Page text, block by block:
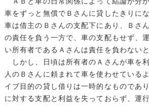
車をずっと無償でＢさんに貸したきりに
車は借主のＢさんの支配下にあり、Ｂさ
の責任を負う一方で、車の支配もせず、
い所有者であるＡさんは責任を負わない
しかし、日頃は所有者のＡさんが車を
人のＢさんに頼まれて車を使わせている
イブ目的の貸し借りは一時的なものであ
に対する支配と利益を失っておらず、運